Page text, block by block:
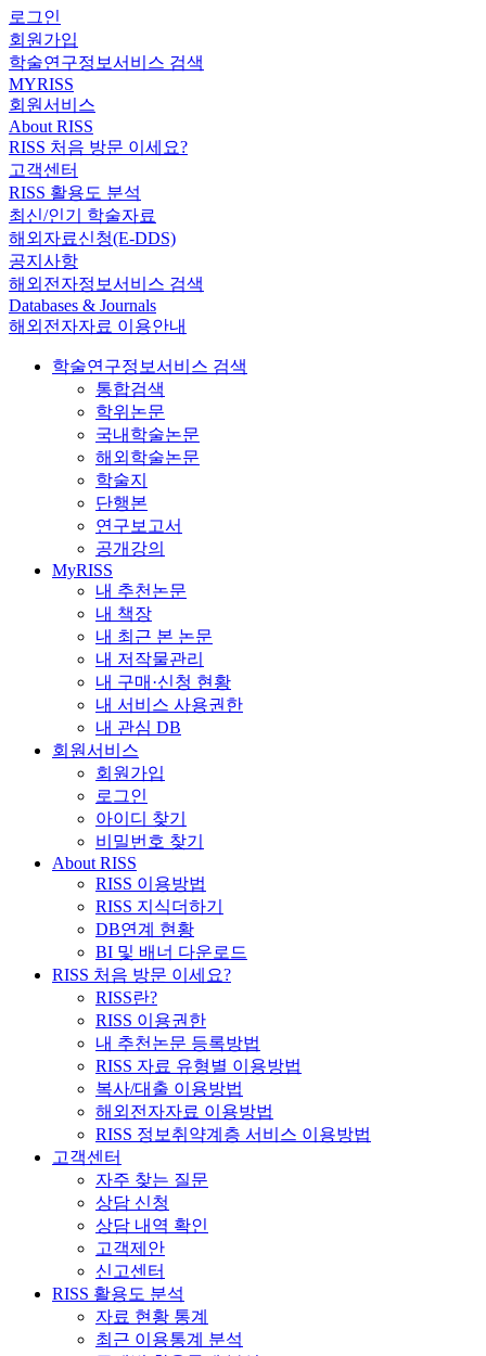
로그인
회원가입
학술연구정보서비스 검색
MYRISS
회원서비스
About RISS
RISS 처음 방문 이세요?
고객센터
RISS 활용도 분석
최신/인기 학술자료
해외자료신청(E-DDS)
공지사항
해외전자정보서비스 검색
Databases & Journals
해외전자자료 이용안내
학술연구정보서비스 검색
통합검색
학위논문
국내학술논문
해외학술논문
학술지
단행본
연구보고서
공개강의
MyRISS
내 추천논문
내 책장
내 최근 본 논문
내 저작물관리
내 구매·신청 현황
내 서비스 사용권한
내 관심 DB
회원서비스
회원가입
로그인
아이디 찾기
비밀번호 찾기
About RISS
RISS 이용방법
RISS 지식더하기
DB연계 현황
BI 및 배너 다운로드
RISS 처음 방문 이세요?
RISS란?
RISS 이용권한
내 추천논문 등록방법
RISS 자료 유형별 이용방법
복사/대출 이용방법
해외전자자료 이용방법
RISS 정보취약계층 서비스 이용방법
고객센터
자주 찾는 질문
상담 신청
상담 내역 확인
고객제안
신고센터
RISS 활용도 분석
자료 현황 통계
최근 이용통계 분석